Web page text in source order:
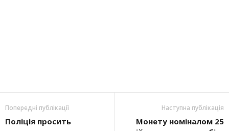
Попередні публікації
Поліція просить
Наступна публікація
Монету номіналом 25